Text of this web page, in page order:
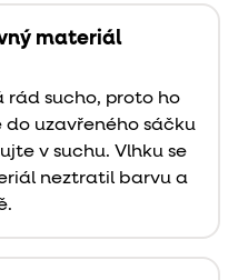
materiál
rád sucho, proto ho
do uzavřeného sáčku
v suchu. Vlhku se
neztratil barvu a